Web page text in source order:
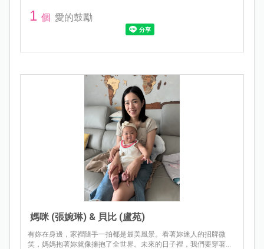
1 個 愛的鼓勵
媽咪 (張婉琳) & 貝比 (盧苑)
有妳在身邊，家裡隨手一拍都是最美風景。看著妳迷人的招牌微
笑，媽媽抱著妳就像擁抱了全世界。未來的日子裡，我們要穿著母